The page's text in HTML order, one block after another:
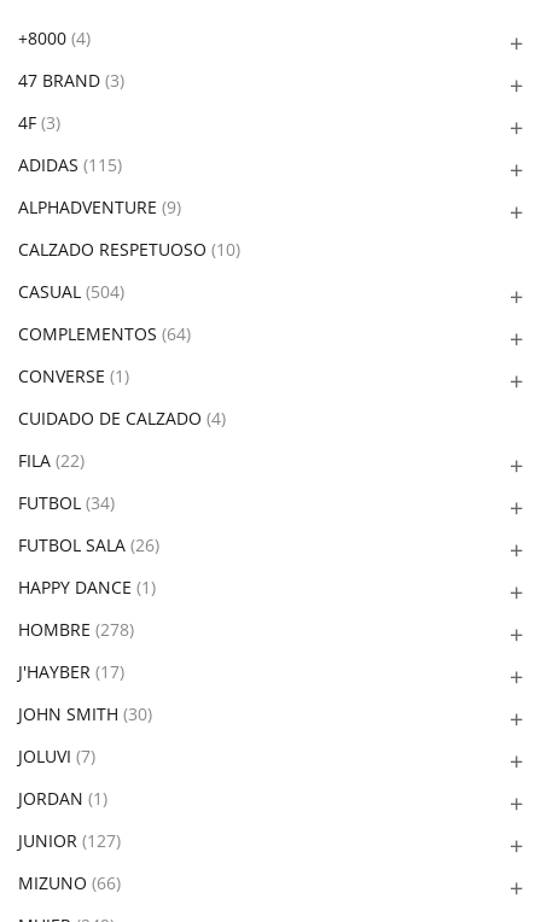
+8000 (4)
47 BRAND (3)
4F (3)
ADIDAS (115)
ALPHADVENTURE (9)
CALZADO RESPETUOSO (10)
CASUAL (504)
COMPLEMENTOS (64)
CONVERSE (1)
CUIDADO DE CALZADO (4)
FILA (22)
FUTBOL (34)
FUTBOL SALA (26)
HAPPY DANCE (1)
HOMBRE (278)
J'HAYBER (17)
JOHN SMITH (30)
JOLUVI (7)
JORDAN (1)
JUNIOR (127)
MIZUNO (66)